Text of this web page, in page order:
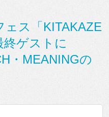
ェス「KITAKAZE
終ゲストに
・MEANINGの